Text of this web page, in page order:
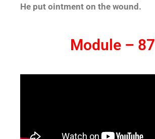
He put ointment on the wound.
Module – 87